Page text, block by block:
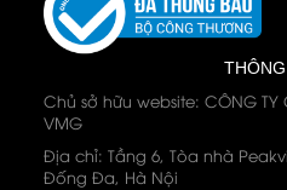
Chủ sở hữu website: CÔNG TY
VMG
Địa chỉ: Tầng 6, Tòa nhà
Đống Đa, Hà Nội